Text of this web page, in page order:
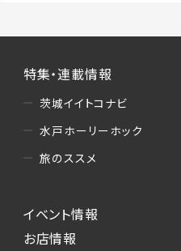
特集・連載情報
茨城イイトコナビ
水戸ホーリーホック
旅のススメ
イベント情報
お店情報